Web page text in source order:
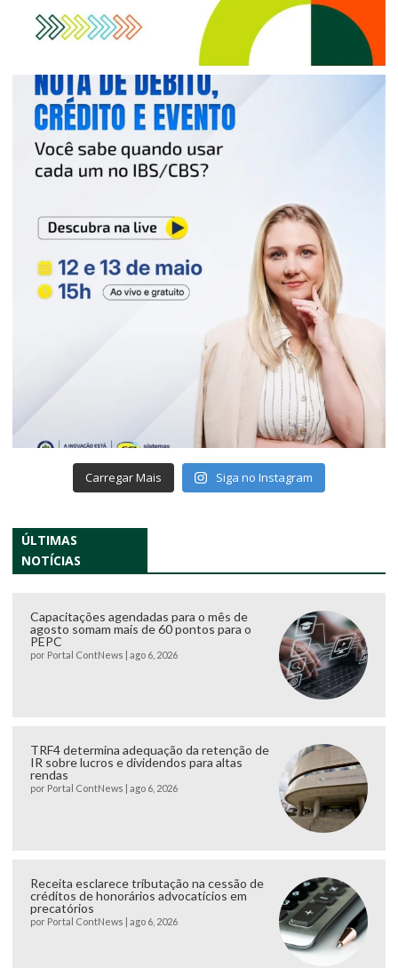
Carregar Mais Siga no Instagram
ÚLTIMAS
NOTÍCIAS
Capacitações agendadas para o mês de
agosto somam mais de 60 pontos para o
PEPC
por Portal ContNews ago 6, 2026
TRF4 determina adequação da retenção de
IR sobre lucros e dividendos para altas
rendas
por Portal ContNews ago 6, 2026
Receita esclarece tributação na cessão de
créditos de honorários advocatícios em
precatórios
por Portal ContNews ago 6, 2026